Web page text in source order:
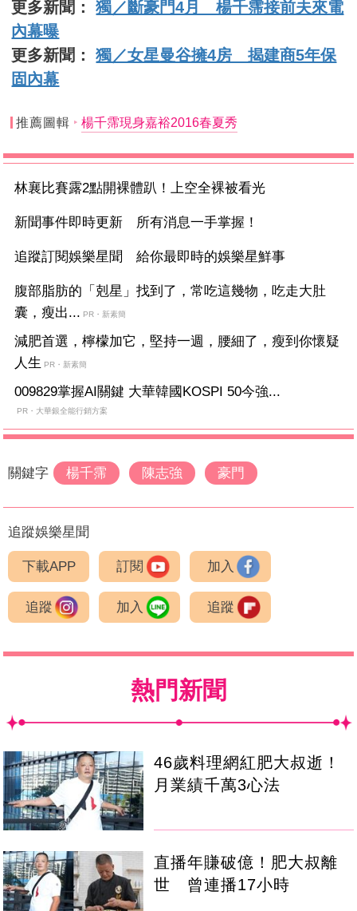
更多新聞：獨／斷豪門4月 楊千霈接前夫來電
內幕曝
更多新聞：獨／女星曼谷擁4房 揭建商5年保
固內幕
推薦圖輯 楊千霈現身嘉裕2016春夏秀
林襄比賽露2點開裸體趴！上空全裸被看光
新聞事件即時更新 所有消息一手掌握！
追蹤訂閱娛樂星聞 給你最即時的娛樂星鮮事
腹部脂肪的「剋星」找到了，常吃這幾物，吃走大肚
囊，瘦出... PR・新素簡
減肥首選，檸檬加它，堅持一週，腰細了，瘦到你懷疑
人生 PR・新素簡
009829掌握AI關鍵 大華韓國KOSPI 50今強...
PR・大華銀全能行銷方案
關鍵字 楊千霈 陳志強 豪門
追蹤娛樂星聞
下載APP 訂閱 加入
追蹤 加入 追蹤
熱門新聞
46歲料理網紅肥大叔逝！
月業績千萬3心法
直播年賺破億！肥大叔離
世 曾連播17小時